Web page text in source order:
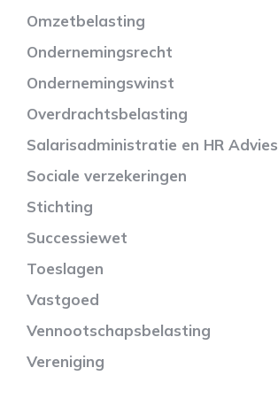
Omzetbelasting
Ondernemingsrecht
Ondernemingswinst
Overdrachtsbelasting
Salarisadministratie en HR Advies
Sociale verzekeringen
Stichting
Successiewet
Toeslagen
Vastgoed
Vennootschapsbelasting
Vereniging